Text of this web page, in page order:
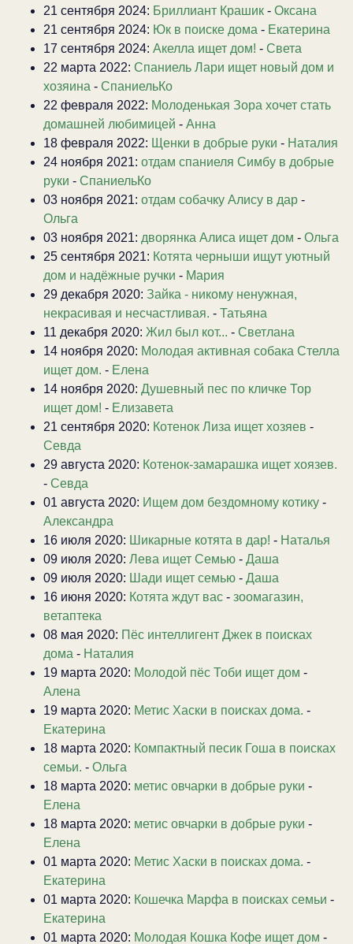
21 сентября 2024: Бриллиант Крашик - Оксана
21 сентября 2024: Юк в поиске дома - Екатерина
17 сентября 2024: Акелла ищет дом! - Света
22 марта 2022: Спаниель Лари ищет новый дом и
хозяина - СпаниельКо
22 февраля 2022: Молоденькая Зора хочет стать
домашней любимицей - Анна
18 февраля 2022: Щенки в добрые руки - Наталия
24 ноября 2021: отдам спаниеля Симбу в добрые
руки - СпаниельКо
03 ноября 2021: отдам собачку Алису в дар -
Ольга
03 ноября 2021: дворянка Алиса ищет дом - Ольга
25 сентября 2021: Котята черныши ищут уютный
дом и надёжные ручки - Мария
29 декабря 2020: Зайка - никому ненужная,
некрасивая и несчастливая. - Татьяна
11 декабря 2020: Жил был кот... - Светлана
14 ноября 2020: Молодая активная собака Стелла
ищет дом. - Елена
14 ноября 2020: Душевный пес по кличке Тор
ищет дом! - Елизавета
21 сентября 2020: Котенок Лиза ищет хозяев -
Севда
29 августа 2020: Котенок-замарашка ищет хоязев.
- Севда
01 августа 2020: Ищем дом бездомному котику -
Александра
16 июля 2020: Шикарные котята в дар! - Наталья
09 июля 2020: Лева ищет Семью - Даша
09 июля 2020: Шади ищет семью - Даша
16 июня 2020: Котята ждут вас - зоомагазин,
ветаптека
08 мая 2020: Пёс интеллигент Джек в поисках
дома - Наталия
19 марта 2020: Молодой пёс Тоби ищет дом -
Алена
19 марта 2020: Метис Хаски в поисках дома. -
Екатерина
18 марта 2020: Компактный песик Гоша в поисках
семьи. - Ольга
18 марта 2020: метис овчарки в добрые руки -
Елена
18 марта 2020: метис овчарки в добрые руки -
Елена
01 марта 2020: Метис Хаски в поисках дома. -
Екатерина
01 марта 2020: Кошечка Марфа в поисках семьи -
Екатерина
01 марта 2020: Молодая Кошка Кофе ищет дом -